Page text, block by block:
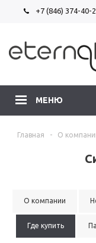
+7 (846) 374-40-
МЕНЮ
Главная - О
О компании
Где купить